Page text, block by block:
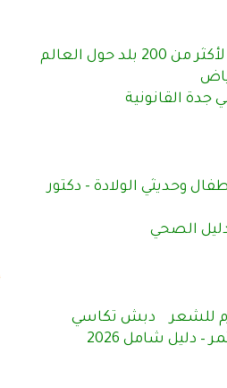
القانونية
وحديثي الولادة - دكتور
الصحي
للشعر
دبش تكاسي
دليل شامل 2026